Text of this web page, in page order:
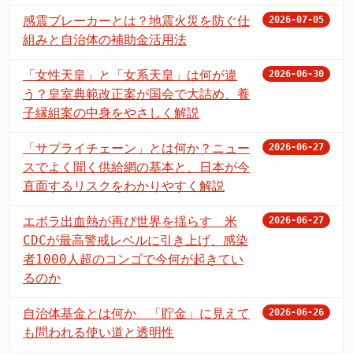
感震ブレーカーとは？地震火災を防ぐ仕
組みと自治体の補助金活用法
2026-07-05
「女性天皇」と「女系天皇」は何が違
う？皇室典範改正案が国会で大詰め、養
子縁組案の中身をやさしく解説
2026-06-30
「サプライチェーン」とは何か？ニュー
スでよく聞く供給網の基本と、日本が今
直面するリスクをわかりやすく解説
2026-06-27
エボラ出血熱が再び世界を揺らす 米
CDCが最高警戒レベルに引き上げ、感染
者1000人超のコンゴで今何が起きてい
るのか
2026-06-27
自治体基金とは何か 「貯金」に見えて
も問われる使い道と透明性
2026-06-26